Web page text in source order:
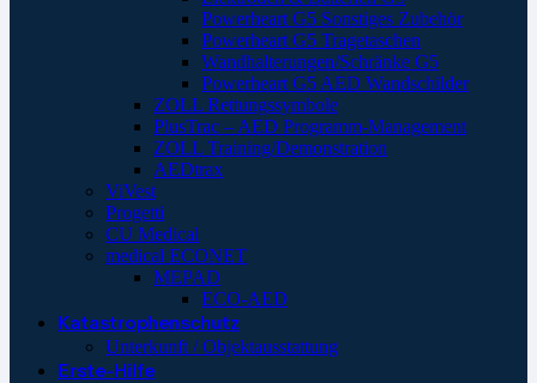
Powerheart G5 Sonstiges Zubehör
Powerheart G5 Tragetaschen
Wandhalterungen/Schränke G5
Powerheart G5 AED Wandschilder
ZOLL Rettungssymbole
PlusTrac – AED Programm-Management
ZOLL Training/Demonstration
AEDtrax
ViVest
Progetti
CU Medical
medical ECONET
MEPAD
ECO-AED
Katastrophenschutz
Unterkunft / Objektausstattung
Erste-Hilfe